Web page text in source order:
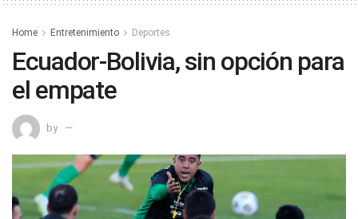
Home Entretenimiento Deportes
Ecuador-Bolivia, sin opción para
el empate
by